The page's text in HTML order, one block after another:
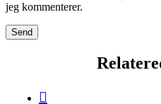
jeg kommenterer.